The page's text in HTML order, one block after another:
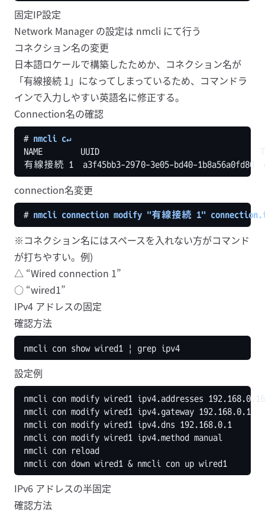
固定IP設定
Network Manager の設定は nmcli にて行う
コネクション名の変更
日本語ロケールで構築したためか、コネクション名が
「有線接続 1」になってしまっているため、コマンドラ
インで入力しやすい英語名に修正する。
Connection名の確認
# nmcli c↵
NAME        UUID
有線接続 1  a3f45bb3-2970-3e05-bd40-
connection名変更
# nmcli connection modify "有線接続 1"
※コネクション名にはスペースを入れない方がコマンド
が打ちやすい。例)
△ “Wired connection 1”
○ “wired1”
IPv4 アドレスの固定
確認方法
nmcli con show wired1 |
設定例
nmcli con down wired1 &
IPv6 アドレスの半固定
確認方法